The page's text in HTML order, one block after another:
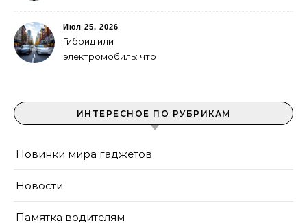
Июл 25, 2026
Гибрид или
электромобиль: что
ИНТЕРЕСНОЕ ПО РУБРИКАМ
Новинки мира гаджетов
Новости
Памятка водителям